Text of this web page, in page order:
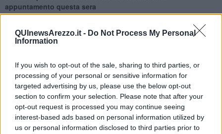
QUInewsArezzo.it - Do Not Process My Personal
Information
If you wish to opt-out of the sale, sharing to third parties, or
processing of your personal or sensitive information for
targeted advertising by us, please use the below opt-out
section to confirm your selection. Please note that after your
opt-out request is processed you may continue seeing
interest-based ads based on personal information utilized by
us or personal information disclosed to third parties prior to
appuntamento questa sera
AREZZO —Rinnovata laconvenzione triennaletra l’associazione
Sosta Palmizi e il Comune di Arezzo: fino al 2019 l’associazione,
impegnata sul territorio aretino dal 1994, svolgerà le sue attività
artistiche e formative tra il Teatro Mecenate e il Teatro Pietro
Aretino, mantenendosi in linea con le direttive dell'assessorato alla
cultura della Regione Toscana, sezione Spettacolo dal Vivo, che
riconosce Sosta Palmizi come una delle Residenze Artistiche della